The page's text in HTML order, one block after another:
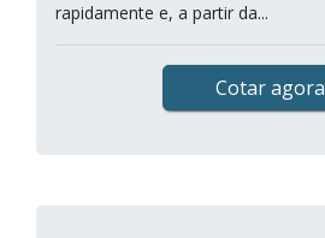
rapidamente e, a partir da...
Cotar agora